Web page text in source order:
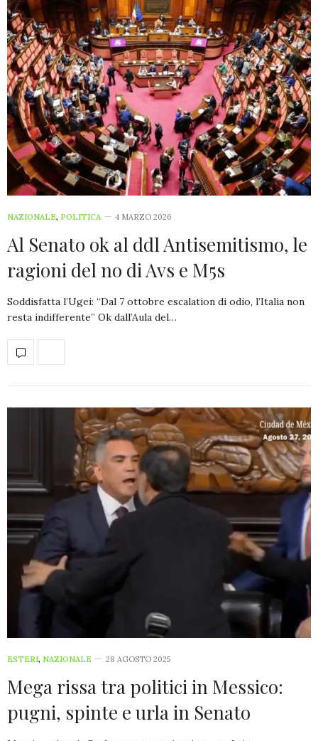
NAZIONALE, POLITICA 4 MARZO 2026
Al Senato ok al ddl Antisemitismo, le
ragioni del no di Avs e M5s
Soddisfatta l’Ugei: “Dal 7 ottobre escalation di odio, l’Italia non
resta indifferente” Ok dall’Aula del…
ESTERI, NAZIONALE 28 AGOSTO 2025
Mega rissa tra politici in Messico:
pugni, spinte e urla in Senato